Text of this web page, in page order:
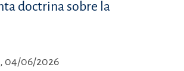
doctrina sobre la
04/06/2026